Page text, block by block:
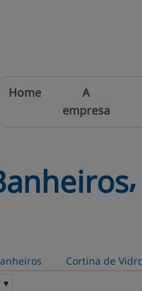
Home
A
empresa
Cortina de
▾